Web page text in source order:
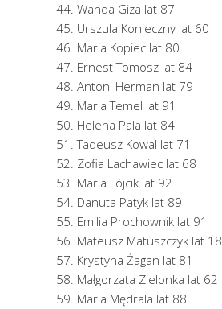
Wanda Giza lat 87
Urszula Konieczny lat 60
Maria Kopiec lat 80
Ernest Tomosz lat 84
Antoni Herman lat 79
Maria Temel lat 91
Helena Pala lat 84
Tadeusz Kowal lat 71
Zofia Lachawiec lat 68
Maria Fójcik lat 92
Danuta Patyk lat 89
Emilia Prochownik lat 91
Mateusz Matuszczyk lat 18
Krystyna Żagan lat 81
Małgorzata Zielonka lat 62
Maria Mędrala lat 88